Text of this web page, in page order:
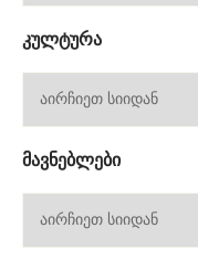
ᲙᲣᲚᲢᲣᲠᲐ
ᲛᲐᲕᲜᲔᲑᲚᲔᲑᲘ